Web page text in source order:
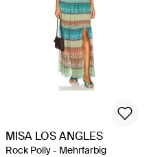
MISA LOS ANGLES
Rock Polly - Mehrfarbig